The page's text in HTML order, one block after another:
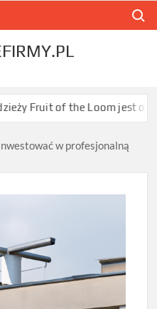
of the Loom jest opłacalny
w profesjonalną